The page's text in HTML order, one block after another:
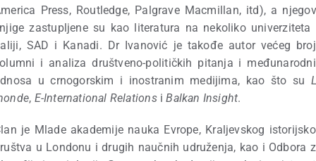
Press, Routledge, Palgrave Macmillan, itd), a
zastupljene su kao literatura na nekoliko univerziteta
SAD i Kanadi. Dr Ivanović je takođe autor većeg
i analiza društveno-političkih pitanja i
u crnogorskim i inostranim medijima, kao što su
, E-International RelationsiBalkan Insight.
je Mlade akademije nauka Evrope, Kraljevskog
u Londonu i drugih naučnih udruženja, kao i Odbora